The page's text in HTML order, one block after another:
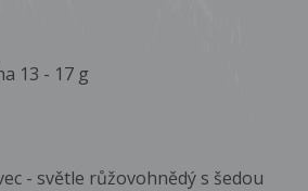
13 - 17 g
- světle růžovohnědý s šedou